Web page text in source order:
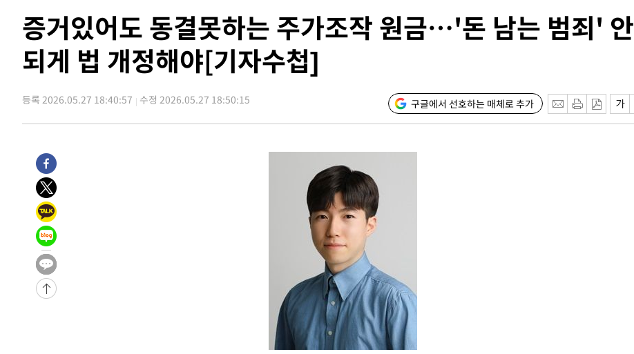
압수수색
-11879초 전 >[속보]원·달러 환율, 오전 9시 1423.8원
-11675초 전 >[속보]삼성전자·SK하이닉스 동반 강보합…1%대 상승 출발
-11661초 전 > [속보]코스닥, 5.95포인트(0.74%) 상승한 807.62개장
-11629초 전 > [속보]코스피, 6300선 재탈환…1.09% 오른 6365.07 개장
-8794초 전 >시리아 다마스쿠스 교외에서 미니버스 폭발.. 14명 부상, 3명은 중태
례 큰 폭발음
-32131초 전 >
[속보]종합특검, '계엄 수용공간 확보' 신용해 前교정본부장 기소
-31004초 전 >
외신들도 주목한 韓축구 파문…"국민적 공분에 수사 재개"
-30975초 전 >
11시간 압수수색에 성접대 파문까지…'쑥대밭' 된 축구협회
-29997초 전 >
[속보]규제합리화위원회 부위원장에 김태유 서울대 공대 교수…이
병태 후임
-26355초 전 >
[속보]국힘 윤리위, '돌려차기 발언' 진종오·서범수 징계 절차 개시
-21680초 전 >
25.3%↑
-18840초 전 >
-18706초 전 >
[속보]종합특검, '관저이전 봐주기 감사' 유병호 구속기소
민주 콩고 에볼라환자 4천명 돌파, 4053명 발생 1850명 사망
[속보]'300억원대 사기 혐의' 차가원 대표 구속 송치
"미 전국적 살모네라 식중독 원인은 멕시코산 할라피뇨"-- CDC
증거있어도 동결못하는 주가조작 원금…'돈 남는 범죄' 안
되게 법 개정해야[기자수첩]
등록 2026.05.27 18:40:57 수정 2026.05.27 18:50:15 구글에서 선호하는 매체로 추가